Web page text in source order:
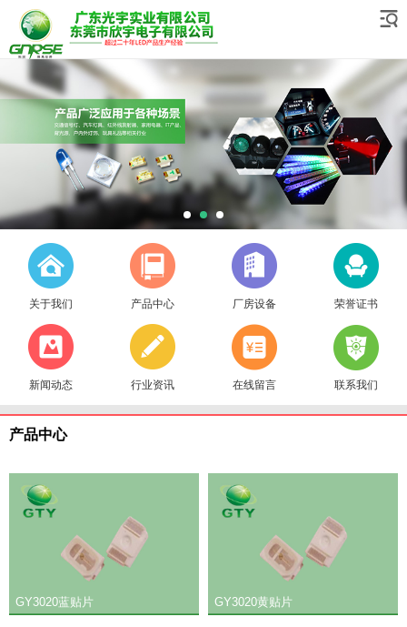
关于我们 产品中心 厂房设备 荣誉证书
新闻动态 行业资讯 在线留言 联系我们
产品中心
GY3020蓝贴片 GY3020黄贴片